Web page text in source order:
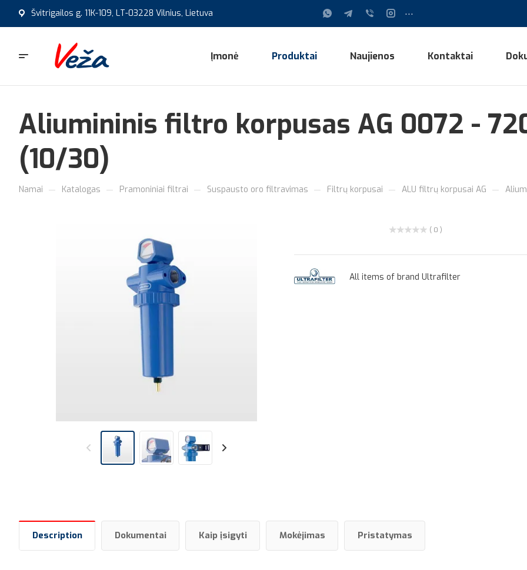
Švitrigailos g. 11K-109, LT-03228 Vilnius, Lietuva ...
Įmonė Produktai Naujienos Kontaktai
Aliumininis filtro korpusas AG 0072 -
(10/30)
Namai — Katalogas — Pramoniniai filtrai — Suspausto oro filtravimas — Filtrų korpusai — ALU filtrų korpusai AG —
( 0 )
All items of brand Ultrafilter
Description Dokumentai Kaip įsigyti Mokėjimas Pristatymas